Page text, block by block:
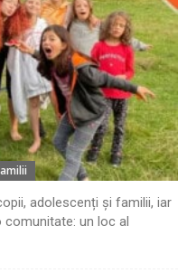
adolescenți și familii, iar
un loc al